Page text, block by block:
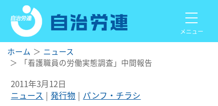
メニュー
ホーム
ニュース
「看護職員の労働実態調査」中間報告
2011年3月12日
ニュース
発行物 パンフ・チラシ